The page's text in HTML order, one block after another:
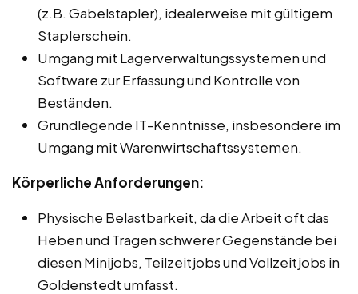
(z.B. Gabelstapler), idealerweise mit gültigem
Staplerschein.
Umgang mit Lagerverwaltungssystemen und
Software zur Erfassung und Kontrolle von
Beständen.
Grundlegende IT-Kenntnisse, insbesondere im
Umgang mit Warenwirtschaftssystemen.
Körperliche Anforderungen:
Physische Belastbarkeit, da die Arbeit oft das
Heben und Tragen schwerer Gegenstände bei
diesen Minijobs, Teilzeitjobs und Vollzeitjobs in
Goldenstedt umfasst.